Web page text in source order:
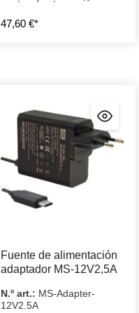
puntas de atenuación
47,60 €*
Fuente de alimentación
adaptador MS-12V2,5A
N.º art.: MS-Adapter-
12V2.5A